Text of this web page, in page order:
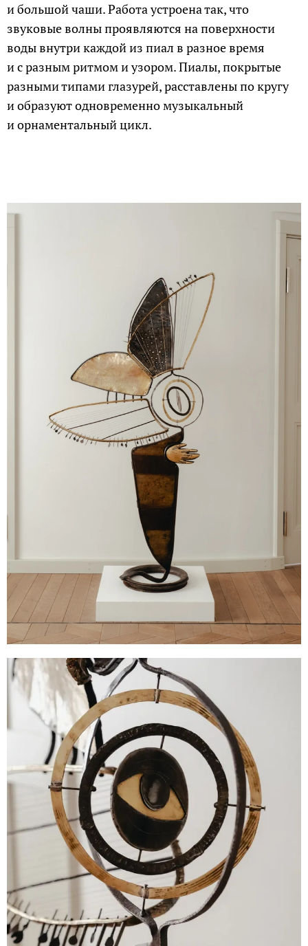
и большой чаши. Работа устроена так, что
звуковые волны проявляются на поверхности
воды внутри каждой из пиал в разное время
и с разным ритмом и узором. Пиалы, покрытые
разными типами глазурей, расставлены по кругу
и образуют одновременно музыкальный
и орнаментальный цикл.